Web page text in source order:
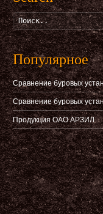
Популярное
Сравнение буровых
Сравнение буровых
Продукция ОАО АРЗИЛ